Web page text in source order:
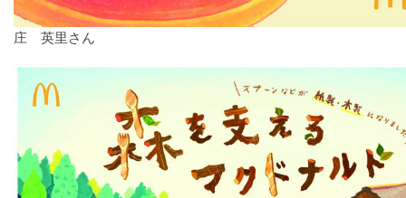
庄 英里さん